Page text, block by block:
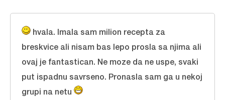
hvala. Imala sam milion recepta za
breskvice ali nisam bas lepo prosla sa njima ali
ovaj je fantastican. Ne moze da ne uspe, svaki
put ispadnu savrseno. Pronasla sam ga u nekoj
grupi na netu